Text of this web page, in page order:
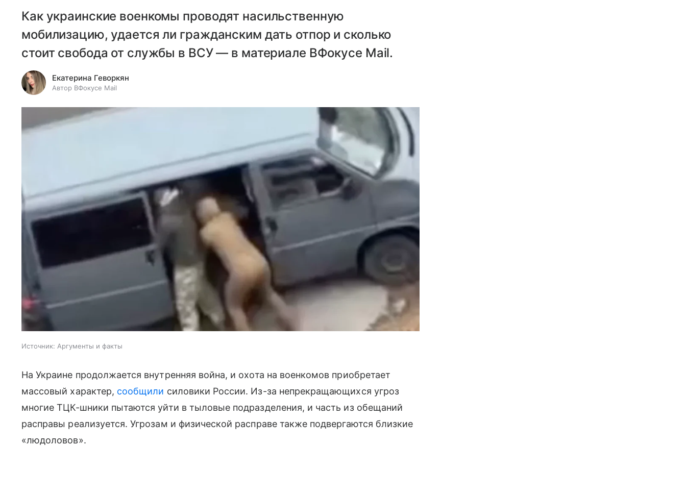
Как украинские военкомы проводят насильственную
мобилизацию, удается ли гражданским дать отпор и сколько
стоит свобода от службы в ВСУ — в материале ВФокусе Mail.
Екатерина Геворкян
Автор ВФокусе Mail
Источник: Аргументы и факты
На Украине продолжается внутренняя война, и охота на военкомов приобретает
массовый характер, сообщили силовики России. Из-за непрекращающихся угроз
многие ТЦК-шники пытаются уйти в тыловые подразделения, и часть из обещаний
расправы реализуется. Угрозам и физической расправе также подвергаются близкие
«людоловов».